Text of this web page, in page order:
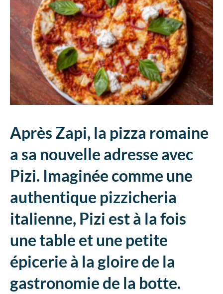
Après Zapi, la pizza romaine
a sa nouvelle adresse avec
Pizi. Imaginée comme une
authentique pizzicheria
italienne, Pizi est à la fois
une table et une petite
épicerie à la gloire de la
gastronomie de la botte.